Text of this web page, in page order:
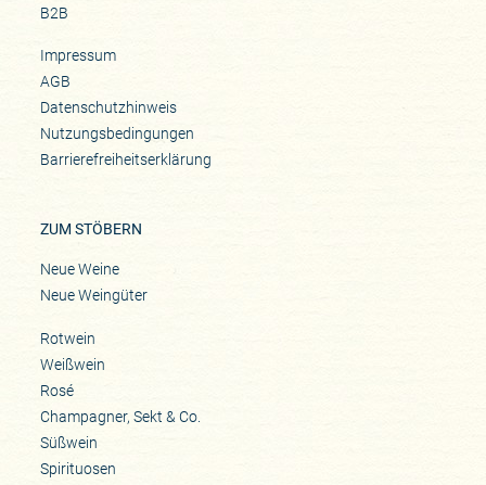
B2B
Impressum
AGB
Datenschutzhinweis
Nutzungsbedingungen
Barrierefreiheitserklärung
ZUM STÖBERN
Neue Weine
Neue Weingüter
Rotwein
Weißwein
Rosé
Champagner, Sekt & Co.
Süßwein
Spirituosen